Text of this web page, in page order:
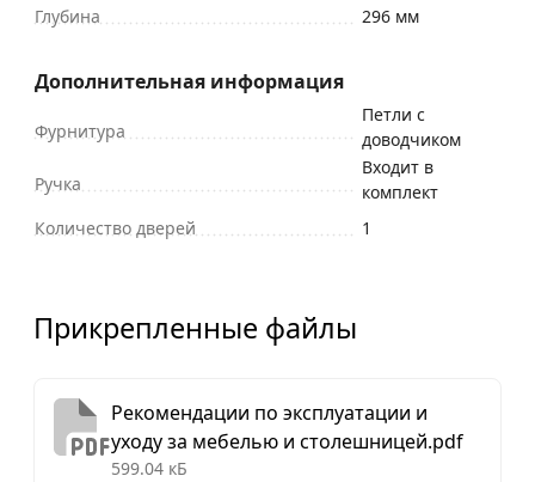
Глубина 296 мм
Дополнительная информация
Фурнитура
Петли с
доводчиком
Ручка
Входит в
комплект
Количество дверей
1
Прикрепленные файлы
Рекомендации по эксплуатации и
уходу за мебелью и столешницей.pdf
599.04 кБ